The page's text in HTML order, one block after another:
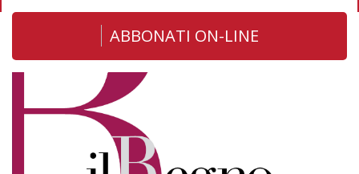
ABBONATI ON-LINE